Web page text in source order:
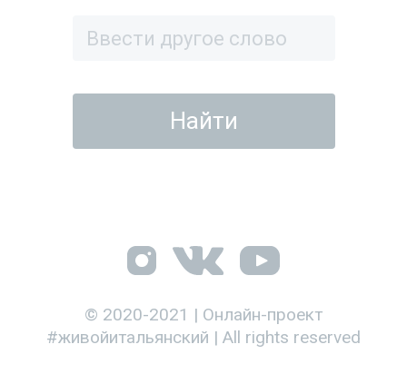
© 2020-2021 | Онлайн-проект
#живойитальянский | All rights reserved